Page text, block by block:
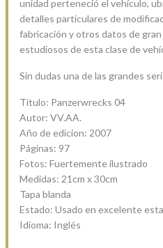
unidad perteneció el vehículo,
detalles particulares de
fabricación y otros datos de gran
estudiosos de esta clase de
Sin dudas una de las grandes
Título: Panzerwrecks 04
Autor: VV.AA.
Año de edicion: 2007
Páginas: 97
Fotos: Fuertemente ilustrado
Medidas: 21cm x 30cm
Tapa blanda
Estado: Usado en excelente
Idioma: Inglés